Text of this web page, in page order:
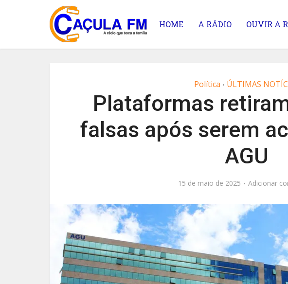
HOME A RÁDIO OUVIR A
Política • ÚLTIMAS
Plataformas
falsas após serem
AGU
15 de maio de 2025 Adicionar